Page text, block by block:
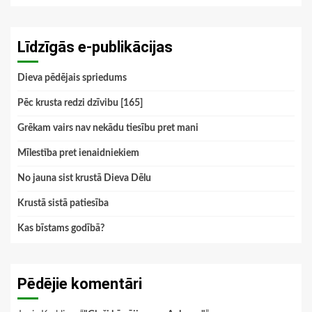
Līdzīgās e-publikācijas
Dieva pēdējais spriedums
Pēc krusta redzi dzīvibu [165]
Grēkam vairs nav nekādu tiesību pret mani
Mīlestība pret ienaidniekiem
No jauna sist krustā Dieva Dēlu
Krustā sistā patiesība
Kas bīstams godībā?
Pēdējie komentāri